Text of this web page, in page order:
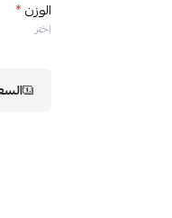
الوزن*
اختر